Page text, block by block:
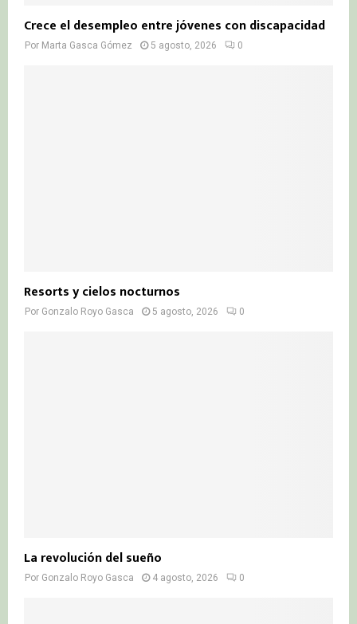
Crece el desempleo entre jóvenes con discapacidad
Por Marta Gasca Gómez 5 agosto, 2026 0
Resorts y cielos nocturnos
Por Gonzalo Royo Gasca 5 agosto, 2026 0
La revolución del sueño
Por Gonzalo Royo Gasca 4 agosto, 2026 0